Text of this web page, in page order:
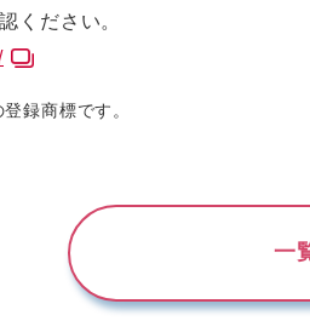
ください。
録商標です。
一